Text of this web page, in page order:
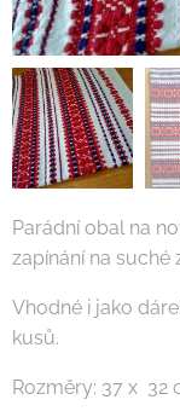
Parádní obal na
zapínání na suché
Vhodné i jako
kusů.
Rozměry: 37 x 32